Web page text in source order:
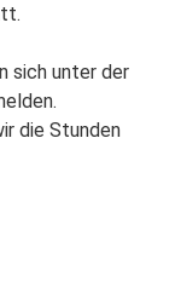
sich unter der
die Stunden